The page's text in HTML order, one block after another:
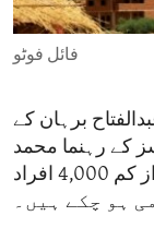
IDEALS AND
فائل فوٹو
برہان کے
کے رہنما محمد
دگالو کے درمیان لڑائی کے نتیجے میں کم از کم 4,000 افراد